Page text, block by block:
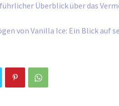
Überblick über das
von Vanilla Ice: Ein Blick auf